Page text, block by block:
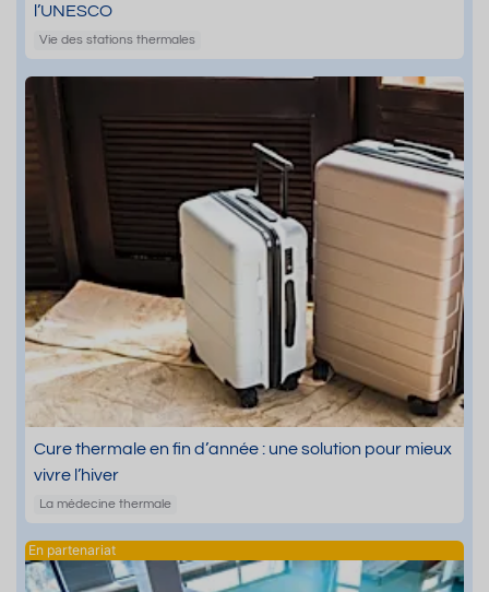
l’UNESCO
Vie des stations thermales
Cure thermale en fin d’année : une solution pour mieux
vivre l’hiver
La médecine thermale